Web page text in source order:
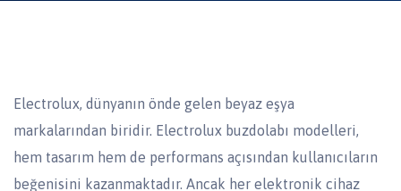
Electrolux, dünyanın önde gelen beyaz eşya
markalarından biridir. Electrolux buzdolabı modelleri,
hem tasarım hem de performans açısından kullanıcıların
beğenisini kazanmaktadır. Ancak her elektronik cihaz